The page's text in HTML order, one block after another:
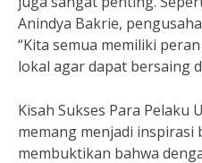
Anindya Bakrie,
“Kita semua memiliki
lokal agar dapat bersaing
Kisah Sukses Para Pelaku
memang menjadi inspirasi
membuktikan bahwa